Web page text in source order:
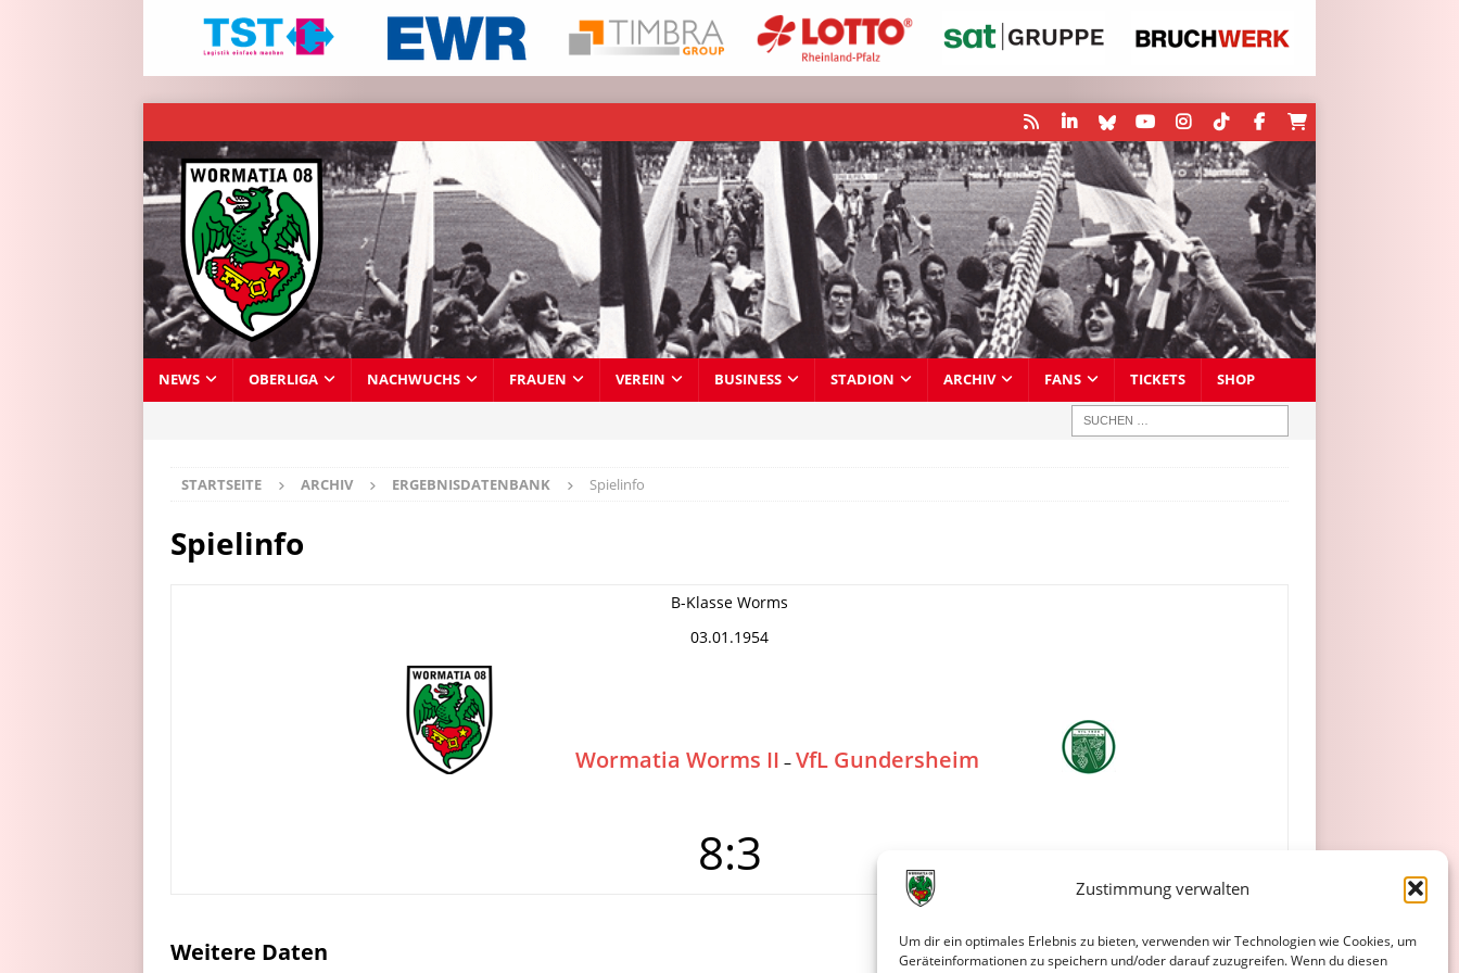
Zustimmung verwalten
Um dir ein optimales Erlebnis zu bieten, verwenden wir Technologien wie Cookies, um
Geräteinformationen zu speichern und/oder darauf zuzugreifen. Wenn du diesen
NEWS OBERLIGA NACHWUCHS FRAUEN VEREIN BUSINESS STADION ARCHIV FANS TICKETS SHOP
STARTSEITE ARCHIV ERGEBNISDATENBANK Spielinfo
Spielinfo
B-Klasse Worms
03.01.1954
Wormatia Worms II – VfL Gundersheim
8:3
Weitere Daten